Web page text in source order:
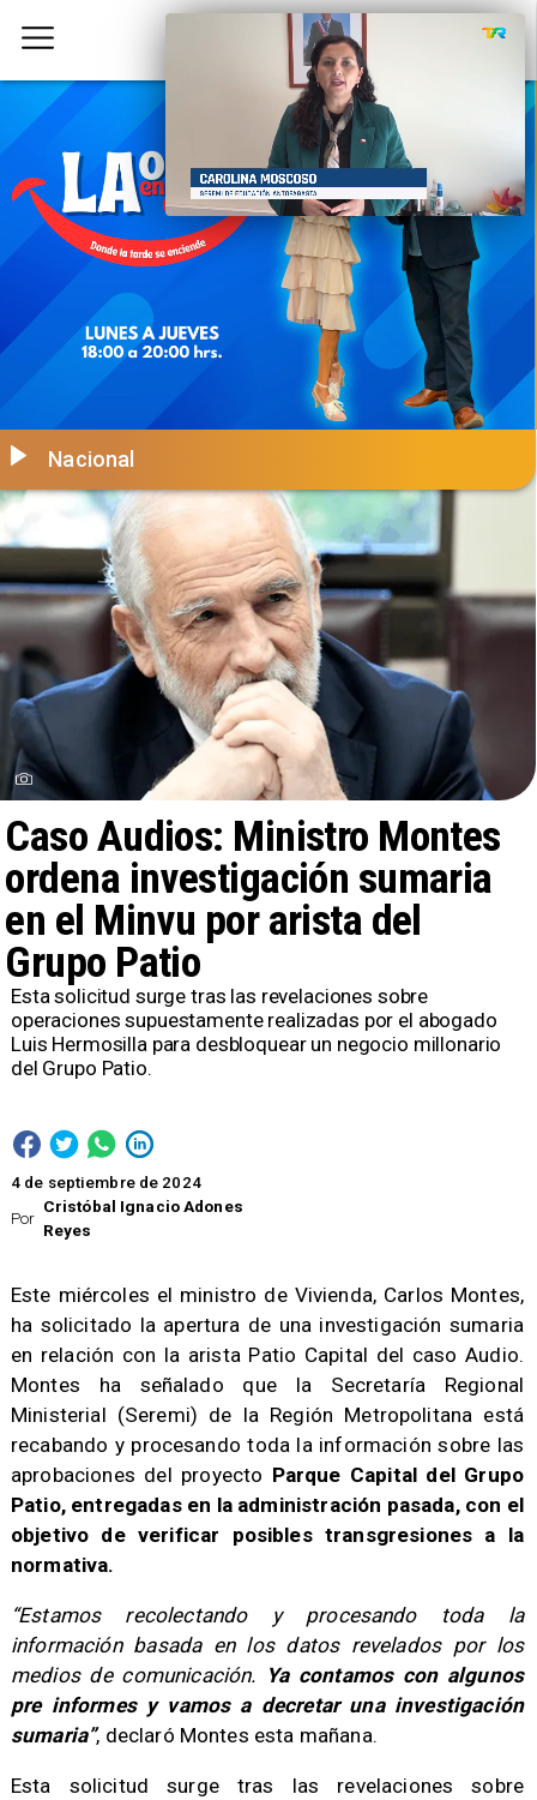
Por
Cristóbal Ignacio Adones
Reyes
Caso Audios: Ministro Montes
ordena investigación sumaria
en el Minvu por arista del
Grupo Patio
Nacional
4 de septiembre de 2024
​Esta solicitud surge tras las revelaciones sobre
operaciones supuestamente realizadas por el abogado
Luis Hermosilla para desbloquear un negocio millonario
del Grupo Patio.
Este miércoles el ministro de Vivienda, Carlos Montes,
ha solicitado la apertura de una investigación sumaria
en relación con la arista Patio Capital del caso Audio.
Montes ha señalado que la Secretaría Regional
Ministerial (Seremi) de la Región Metropolitana está
recabando y procesando toda la información sobre las
aprobaciones del proyecto Parque Capital del Grupo
Patio, entregadas en la administración pasada, con el
objetivo de verificar posibles transgresiones a la
normativa.
“Estamos recolectando y procesando toda la
información basada en los datos revelados por los
medios de comunicación. Ya contamos con algunos
pre informes y vamos a decretar una investigación
sumaria”, declaró Montes esta mañana.
Esta solicitud surge tras las revelaciones sobre